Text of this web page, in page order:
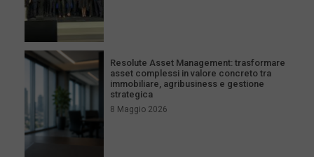
Resolute Asset Management: trasformare
asset complessi in valore concreto tra
immobiliare, agribusiness e gestione
strategica
8 Maggio 2026